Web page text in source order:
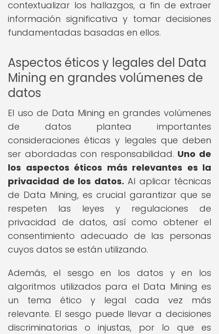
contextualizar los hallazgos, a fin de extraer
información significativa y tomar decisiones
fundamentadas basadas en ellos.
Aspectos éticos y legales del Data
Mining en grandes volúmenes de
datos
El uso de Data Mining en grandes volúmenes
de datos plantea importantes
consideraciones éticas y legales que deben
ser abordadas con responsabilidad. Uno de
los aspectos éticos más relevantes es la
privacidad de los datos. Al aplicar técnicas
de Data Mining, es crucial garantizar que se
respeten las leyes y regulaciones de
privacidad de datos, así como obtener el
consentimiento adecuado de las personas
cuyos datos se están utilizando.
Además, el sesgo en los datos y en los
algoritmos utilizados para el Data Mining es
un tema ético y legal cada vez más
relevante. El sesgo puede llevar a decisiones
discriminatorias o injustas, por lo que es